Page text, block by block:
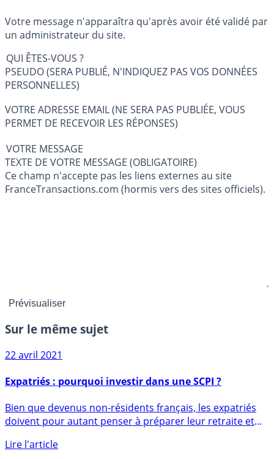
Votre message n'apparaîtra qu'après avoir été validé par
un administrateur du site.
QUI ÊTES-VOUS ?
PSEUDO (SERA PUBLIÉ, N'INDIQUEZ PAS VOS DONNÉES
PERSONNELLES)
VOTRE ADRESSE EMAIL (NE SERA PAS PUBLIÉE, VOUS
PERMET DE RECEVOIR LES RÉPONSES)
VOTRE MESSAGE
TEXTE DE VOTRE MESSAGE (OBLIGATOIRE)
Ce champ n'accepte pas les liens externes au site
FranceTransactions.com (hormis vers des sites officiels).
Sur le même sujet
22 avril 2021
Expatriés : pourquoi investir dans une SCPI ?
doivent pour autant penser à préparer leur retraite et